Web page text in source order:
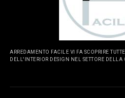
ARREDAMENTO FACILE VI FA SCOPRIRE
DELL'INTERIOR DESIGN NEL SETTORE DELLA